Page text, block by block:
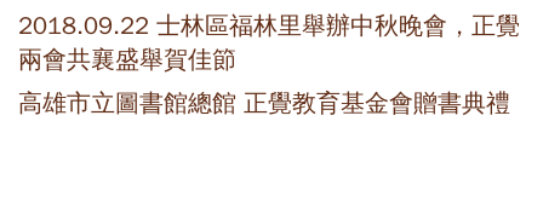
2018.09.22 士林區福林里舉辦中秋晚會，正覺
兩會共襄盛舉賀佳節
高雄市立圖書館總館 正覺教育基金會贈書典禮